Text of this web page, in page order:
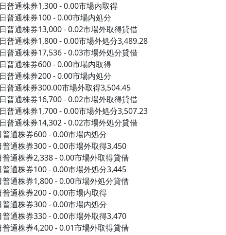
普通株券1,300 - 0.00市場内取得
普通株券100 - 0.00市場内処分
普通株券13,000 - 0.02市場外取得貸借
普通株券1,800 - 0.00市場外処分3,489.28
普通株券17,536 - 0.03市場外処分貸借
普通株券600 - 0.00市場内取得
普通株券200 - 0.00市場内処分
普通株券300.00市場外取得3,504.45
普通株券16,700 - 0.02市場外取得貸借
普通株券1,700 - 0.00市場外処分3,507.23
普通株券14,302 - 0.02市場外処分貸借
通株券600 - 0.00市場内処分
通株券300 - 0.00市場外取得3,450
通株券2,338 - 0.00市場外取得貸借
通株券100 - 0.00市場外処分3,445
通株券1,800 - 0.00市場外処分貸借
通株券200 - 0.00市場内取得
通株券300 - 0.00市場内処分
通株券330 - 0.00市場外取得3,470
通株券4,200 - 0.01市場外取得貸借